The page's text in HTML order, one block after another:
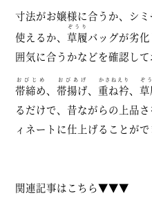
寸法がお嬢様に合うか、シミ
使えるか、草履
ぞうり
バッグが劣
囲気に合うかなどを確認して
帯締め
おびじめ
、帯揚げ
おびあげ
、 重ね衿
かさねえり
、
ぞ
るだけで、昔ながらの上品
ィネートに仕上げることがで
関連記事はこちら▼▼▼